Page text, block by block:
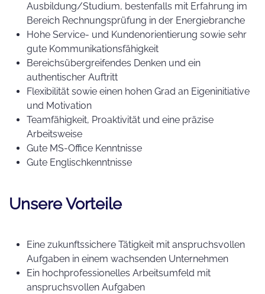
Ausbildung/Studium, bestenfalls mit Erfahrung im
Bereich Rechnungsprüfung in der Energiebranche
Hohe Service- und Kundenorientierung sowie sehr
gute Kommunikationsfähigkeit
Bereichsübergreifendes Denken und ein
authentischer Auftritt
Flexibilität sowie einen hohen Grad an Eigeninitiative
und Motivation
Teamfähigkeit, Proaktivität und eine präzise
Arbeitsweise
Gute MS-Office Kenntnisse
Gute Englischkenntnisse
Unsere Vorteile
Eine zukunftssichere Tätigkeit mit anspruchsvollen
Aufgaben in einem wachsenden Unternehmen
Ein hochprofessionelles Arbeitsumfeld mit
anspruchsvollen Aufgaben